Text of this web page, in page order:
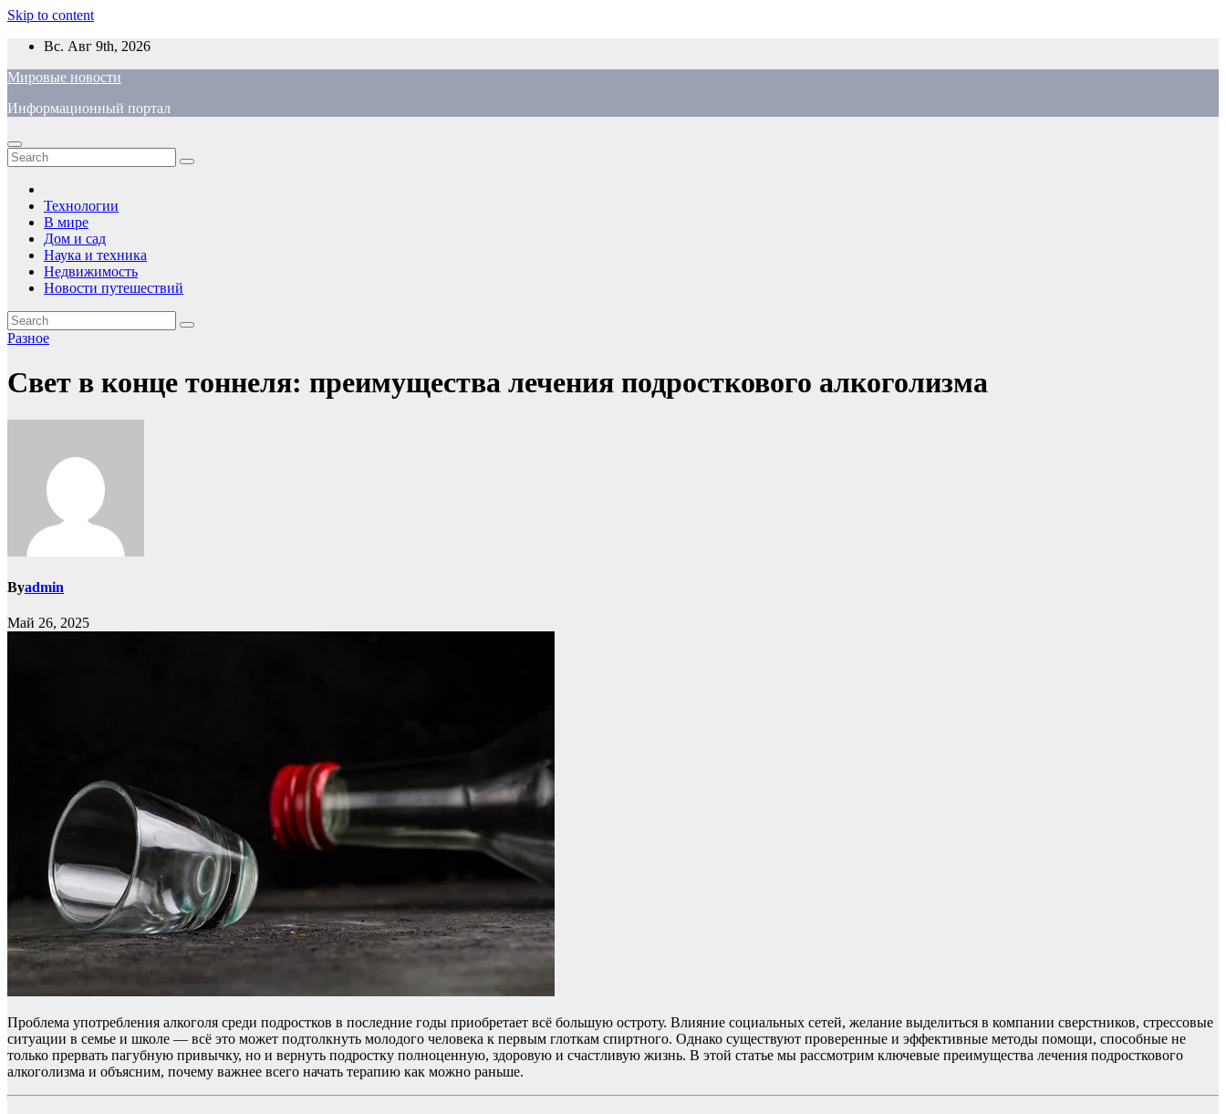
Skip to content
Вс. Авг 9th, 2026
Мировые новости
Информационный портал
Технологии
В мире
Дом и сад
Наука и техника
Недвижимость
Новости путешествий
Разное
Свет в конце тоннеля: преимущества лечения подросткового алкоголизма
Byadmin
Май 26, 2025
Проблема употребления алкоголя среди подростков в последние годы приобретает всё большую остроту. Влияние социальных сетей, желание выделиться в компании сверстников, стрессовые
ситуации в семье и школе — всё это может подтолкнуть молодого человека к первым глоткам спиртного. Однако существуют проверенные и эффективные методы помощи, способные не
только прервать пагубную привычку, но и вернуть подростку полноценную, здоровую и счастливую жизнь. В этой статье мы рассмотрим ключевые преимущества лечения подросткового
алкоголизма и объясним, почему важнее всего начать терапию как можно раньше.